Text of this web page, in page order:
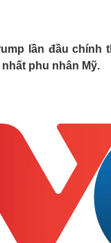
Việt Nam
Phân tích
Nhà đẹp
Blog
Tình yêu - Gia đình
lần đầu
phu nhân Mỹ.